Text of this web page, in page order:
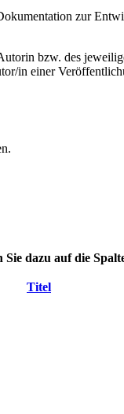
zur
bzw. des
in einer
dazu auf die
Titel